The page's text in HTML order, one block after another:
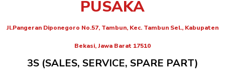
PUSAKA
Jl.Pangeran Diponegoro No.57, Tambun, Kec. Tambun Sel., Kabupaten
Bekasi, Jawa Barat 17510
3S (SALES, SERVICE, SPARE PART)